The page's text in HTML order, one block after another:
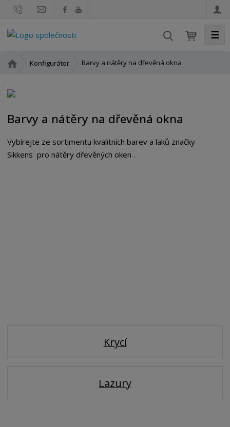
h
t
☰
í
t
r
Konfigurátor Barvy a nátěry na dřevěná okna
Barvy a nátěry na dřevěná okna
Vybírejte ze sortimentu kvalitních barev a laků značky
Sikkens pro nátěry dřevěných oken .
Krycí
Lazury